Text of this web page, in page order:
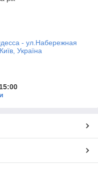
- ул.Набережная
Україна